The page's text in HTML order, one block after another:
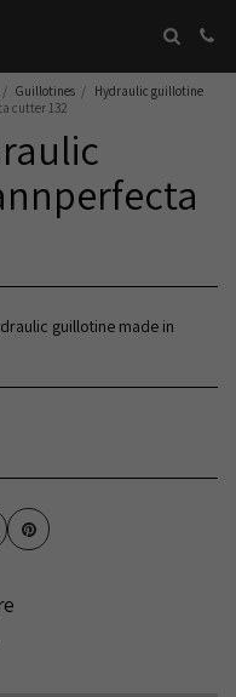
Guillotines
Hydraulic guillotine
cutter 132
guillotine made in